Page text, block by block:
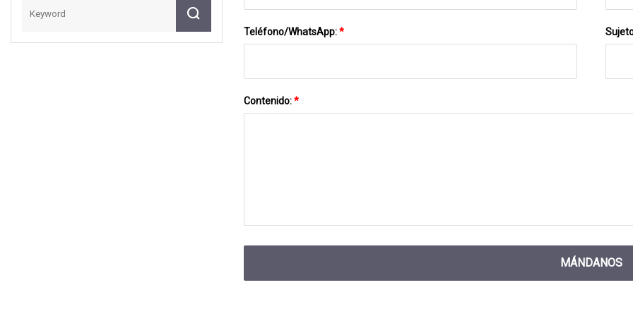
Teléfono/WhatsApp:*
Contenido:*
MÁNDANOS